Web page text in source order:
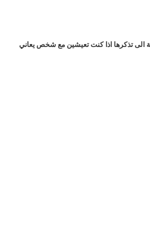
الى تذكرها اذا كنت تعيشين مع شخص يعاني